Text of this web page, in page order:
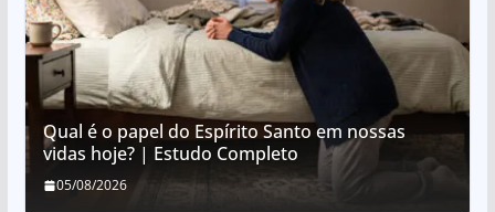
Qual é o papel do Espírito Santo em nossas
vidas hoje? | Estudo Completo
05/08/2026